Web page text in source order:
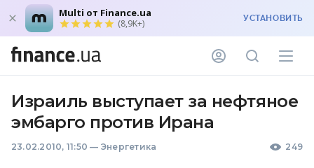
Multi от Finance.ua
(8,9K+) УСТАНОВИТЬ
Израиль выступает за нефтяное
эмбарго против Ирана
23.02.2010, 11:50 — Энергетика 249